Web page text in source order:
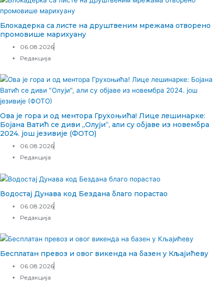
Блокадерка са листе на друштвеним мрежама отворено
промовише марихуану
06.08.2026
Редакција
Ова је гора и од ментора Грухоњића! Лице лешинарке:
Бојана Ватић се диви „Олуји“, али су објаве из новембра
2024. још језивије (ФОТО)
06.08.2026
Редакција
Водостај Дунава код Бездана благо порастао
06.08.2026
Редакција
Бесплатан превоз и овог викенда на базен у Кљајићеву
06.08.2026
Редакција